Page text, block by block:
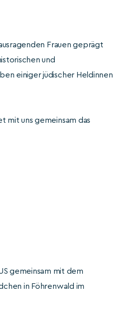
Frauen geprägt
und
einiger jüdischer Heldinnen
mit uns gemeinsam das
gemeinsam mit dem
in Föhrenwald im